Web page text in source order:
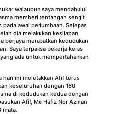
walaupun saya mendahului
memberi tentangan sengit
pada awal perlumbaan. Selepas
dia melakukan kesilapan,
berjaya merapatkan kedudukan
Saya terpaksa bekerja keras
ada untuk mempertahankan
hari ini meletakkan Afif terus
keseluruhan dengan 160
di kedudukan kedua dengan
Afif, Md Hafiz Nor Azman
mata.